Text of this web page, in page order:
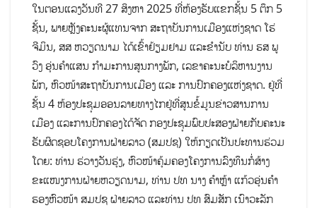
ໃນຕອນແລງວັນທີ 27 ສິງຫາ 2025 ທີ່ຫ້ອງຮັບແຂກຊັ້ນ 5 ຕຶກ 5
ຊັ້ນ, ພາຍຫຼັງຄະນະຜູ້ແທນຈາກ ສະຖາບັນການເມືອງແຫ່ງຊາດ ໂຮ່
ຈີມິນ, ສສ ຫວຽດນາມ ໄດ້ເຂົ້າຢ້ຽມຢາມ ແລະຂໍານັບ ທ່ານ ຮສ ພູ
ວົງ ອຸ່ນຄໍາແສນ ກໍາມະການສູນກາງພັກ, ເລຂາຄະນະບໍລິຫານງານ
ພັກ, ຫົວໜ້າສະຖາບັນການເມືອງ ແລະ ການປົກຄອງແຫ່ງຊາດ. ຢູ່ທີ່
ຊັ້ນ 4 ຫ້ອງປະຊຸມອອນລາຍທາງໄກຢູ່ທີ່ສູນຂໍ້ມູນຂ່າວສານການ
ເມືອງ ແລະການປົກຄອງໄດ້ຈັດ ກອງປະຊຸມພົບປະສອງຝ່າຍກັບຄະນະ
ຮັບຜິດຊອບໂຄງການຝ່າຍລາວ (ສມປຊ) ໃຫ້ກຽດເປັນປະທານຮ່ວມ
ໂດຍ: ທ່ານ ຮ່ວາງວັນຮຸ່ງ, ຫົວໜ້າຄຸ້ມຄອງໂຄງການລົງທຶນກໍ່ສ້າງ
ຂະແໜງການຝ່າຍຫວຽດນາມ, ທ່ານ ປທ ນາງ ຄໍາຫຼ້າ ແກ້ວອຸ່ນຄໍາ
ຮອງຫົວໜ້າ ສມປຊ ຝ່າຍລາວ ແລະທ່ານ ປທ ສົມສັກ ເນົາວະລັກ